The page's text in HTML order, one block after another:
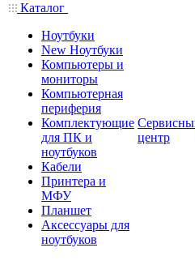
Каталог
Ноутбуки
New Ноутбуки
Компьютеры и
мониторы
Компьютерная
периферия
Комплектующие
для ПК и
ноутбуков
Кабели
Принтера и
МФУ
Планшет
Аксессуары для
ноутбуков
центр